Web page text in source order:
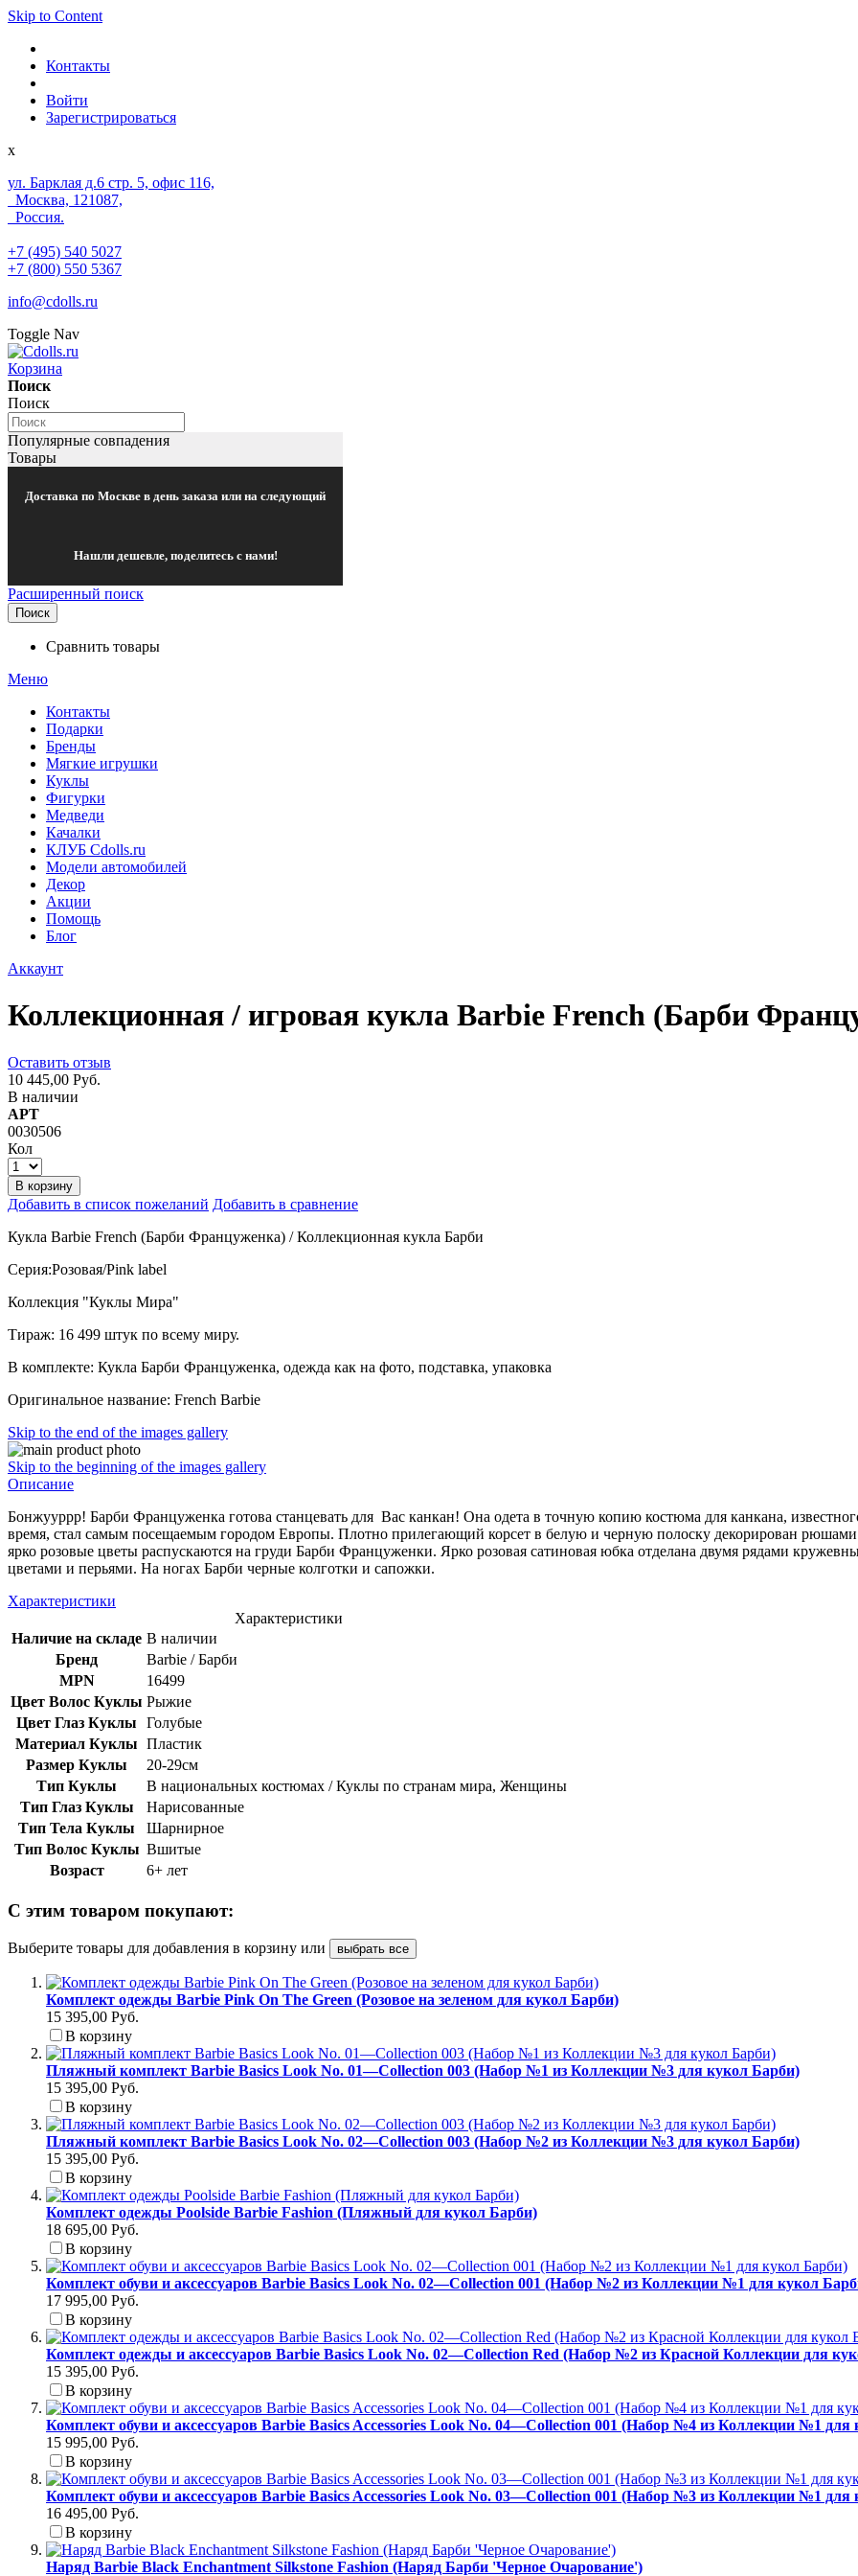
Skip to Content
Контакты
Войти
Зарегистрироваться
x
ул. Барклая д.6 стр. 5, офис 116,
Москва, 121087,
Россия.
+7 (495) 540 5027
+7 (800) 550 5367
info@cdolls.ru
Toggle Nav
Корзина
Поиск
Поиск
Популярные совпадения
Товары
Доставка по Москве в день заказа или на следующий
Нашли дешевле, поделитесь с нами!
Расширенный поиск
Поиск
Сравнить товары
Меню
Контакты
Подарки
Бренды
Мягкие игрушки
Куклы
Фигурки
Медведи
Качалки
КЛУБ Cdolls.ru
Модели автомобилей
Декор
Акции
Помощь
Блог
Аккаунт
Коллекционная / игровая кукла Barbie French (Барби
Оставить отзыв
10 445,00 Руб.
В наличии
АРТ
0030506
Кол
В корзину
Добавить в список пожеланий Добавить в сравнение
Кукла Barbie French (Барби Француженка) / Коллекционная кукла Барби
Серия:Розовая/Pink label
Коллекция "Куклы Мира"
Тираж: 16 499 штук по всему миру.
В комплекте: Кукла Барби Француженка, одежда как на фото, подставка, упаковка
Оригинальное название: French Barbie
Skip to the end of the images gallery
Skip to the beginning of the images gallery
Описание
Бонжууррр! Барби Француженка готова станцевать для Вас канкан! Она одета в точную копию костюма для канкана,
время, стал самым посещаемым городом Европы. Плотно прилегающий корсет в белую и черную полоску декорирован
ярко розовые цветы распускаются на груди Барби Француженки. Ярко розовая сатиновая юбка отделана двумя рядами
цветами и перьями. На ногах Барби черные колготки и сапожки.
Характеристики
Характеристики
Наличие на складе В наличии
Бренд
Barbie / Барби
MPN
16499
Цвет Волос Куклы Рыжие
Цвет Глаз Куклы
Голубые
Материал Куклы Пластик
Размер Куклы
20-29см
Тип Куклы
В национальных костюмах / Куклы по странам мира, Женщины
Тип Глаз Куклы
Нарисованные
Тип Тела Куклы
Шарнирное
Тип Волос Куклы Вшитые
Возраст
6+ лет
С этим товаром покупают:
Выберите товары для добавления в корзину или выбрать все
Комплект одежды Barbie Pink On The Green (Розовое на зеленом для кукол Барби)
15 395,00 Руб.
В корзину
Пляжный комплект Barbie Basics Look No. 01—Collection 003 (Набор №1 из Коллекции №3 для кукол Барби)
15 395,00 Руб.
В корзину
Пляжный комплект Barbie Basics Look No. 02—Collection 003 (Набор №2 из Коллекции №3 для кукол Барби)
15 395,00 Руб.
В корзину
Комплект одежды Poolside Barbie Fashion (Пляжный для кукол Барби)
18 695,00 Руб.
В корзину
Комплект обуви и аксессуаров Barbie Basics Look No. 02—Collection 001 (Набор №2 из Коллекции №1 для кукол
17 995,00 Руб.
В корзину
Комплект одежды и аксессуаров Barbie Basics Look No. 02—Collection Red (Набор №2 из Красной Коллекции для
15 395,00 Руб.
В корзину
Комплект обуви и аксессуаров Barbie Basics Accessories Look No. 04—Collection 001 (Набор №4 из Коллекции №1 для
15 995,00 Руб.
В корзину
Комплект обуви и аксессуаров Barbie Basics Accessories Look No. 03—Collection 001 (Набор №3 из Коллекции №1 для
16 495,00 Руб.
В корзину
Наряд Barbie Black Enchantment Silkstone Fashion (Наряд Барби 'Черное Очарование')